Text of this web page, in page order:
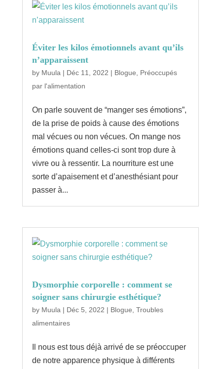
Éviter les kilos émotionnels avant qu’ils
n’apparaissent
by Muula | Déc 11, 2022 | Blogue
Préoccupés
par l'alimentation
On parle souvent de “manger ses émotions”,
de la prise de poids à cause des émotions
mal vécues ou non vécues. On mange nos
émotions quand celles-ci sont trop dure à
vivre ou à ressentir. La nourriture est une
sorte d’apaisement et d’anesthésiant pour
passer à...
Dysmorphie corporelle : comment se
soigner sans chirurgie esthétique?
by Muula | Déc 5, 2022 | Blogue Troubles
alimentaires
Il nous est tous déjà arrivé de se préoccuper
de notre apparence physique à différents